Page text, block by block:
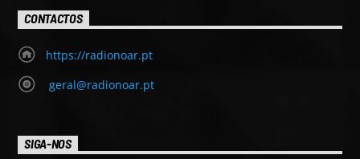
CONTACTOS
https://radionoar.pt
geral@radionoar.pt
SIGA-NOS